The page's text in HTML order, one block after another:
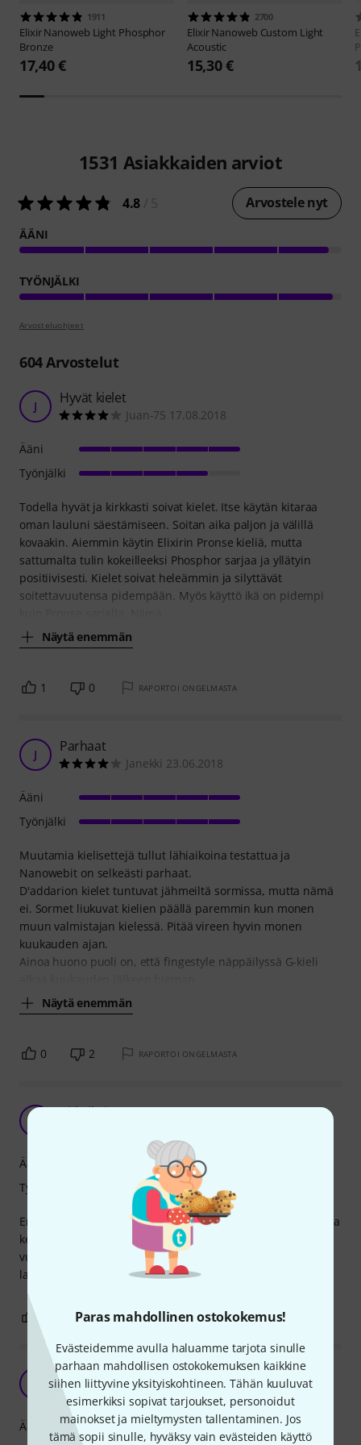
Paras mahdollinen ostokokemus!
Evästeidemme avulla haluamme tarjota sinulle
parhaan mahdollisen ostokokemuksen kaikkine
siihen liittyvine yksityiskohtineen. Tähän kuuluvat
esimerkiksi sopivat tarjoukset, personoidut
mainokset ja mieltymysten tallentaminen. Jos
tämä sopii sinulle, hyväksy vain evästeiden käyttö
1911
ElixirNanoweb Light Phosphor
Bronze
17,40 €
2700
ElixirNanoweb Custom Light
Acoustic
15,30 €
1531 Asiakkaiden arviot
4.8 Arvostele nyt
ÄÄNI
TYÖNJÄLKI
Arvosteluohjeet
604Arvostelut
J Hyvät kielet
Juan-75 17.08.2018
Todella hyvät ja kirkkasti soivat kielet. Itse käytän kitaraa
oman lauluni säestämiseen. Soitan aika paljon ja välillä
kovaakin. Aiemmin käytin Elixirin Pronse kieliä, mutta
sattumalta tulin kokeilleeksi Phosphor sarjaa ja yllätyin
positiivisesti. Kielet soivat heleämmin ja silyttävät
soitettavuutensa pidempään. Myös käyttö ikä on pidempi
Näytä enemmän
Ääni
Työnjälki
1 0 RAPORTOI ONGELMASTA
J Parhaat
Janekki 23.06.2018
Muutamia kielisettejä tullut lähiaikoina testattua ja
Nanowebit on selkeästi parhaat.
D'addarion kielet tuntuvat jähmeiltä sormissa, mutta nämä
ei. Sormet liukuvat kielien päällä paremmin kun monen
muun valmistajan kielessä. Pitää vireen hyvin monen
kuukauden ajan.
Ainoa huono puoli on, että fingestyle näppäilyssä G-kieli
Näytä enemmän
Ääni
Työnjälki
0 2 RAPORTOI ONGELMASTA
Pitkäikäiset
En ole käyttänyt muita kieliä enää vuosiin. Loistava soundi ja
kestävyys, yhtään en ole saanut poikki viimeiseen 10
vuoteen. Vaihdan uusiin ehkä kerran vuodessa. Tasainen
laatu ja hyvin soi.
Ääni
Työnjälki
0 RAPORTOI ONGELMASTA
Great sound and feel
Antti-78 01.12.2024
Ääni